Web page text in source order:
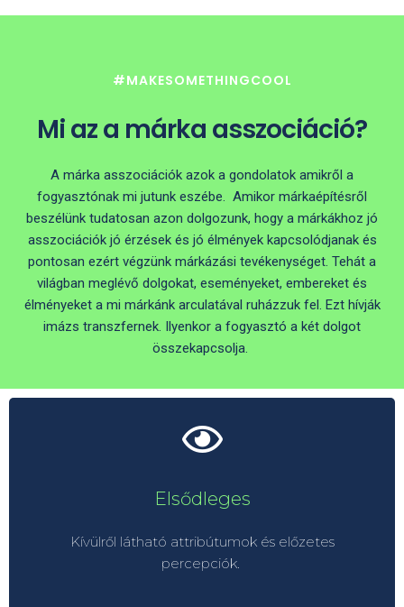
#MAKESOMETHINGCOOL
Mi az a márka asszociáció?
A márka asszociációk azok a gondolatok amikről a
fogyasztónak mi jutunk eszébe. Amikor márkaépítésről
beszélünk tudatosan azon dolgozunk, hogy a márkákhoz jó
asszociációk jó érzések és jó élmények kapcsolódjanak és
pontosan ezért végzünk márkázási tevékenységet. Tehát a
világban meglévő dolgokat, eseményeket, embereket és
élményeket a mi márkánk arculatával ruházzuk fel. Ezt hívják
imázs transzfernek. Ilyenkor a fogyasztó a két dolgot
összekapcsolja.
Elsődleges
Kívülről látható attribútumok és előzetes
percepciók.
Elsődleges
Márka jelzések, színek, formák, logók
Márka reklám filmek